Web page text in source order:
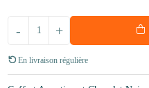
+
-
En livraison régulière